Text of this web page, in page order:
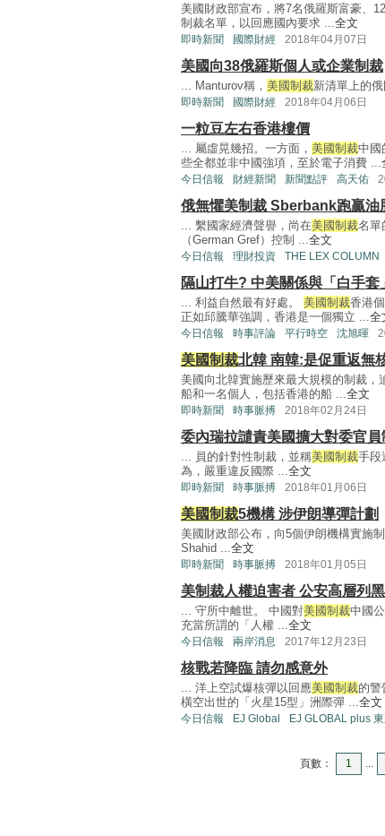
美國財政部宣布，將7名俄羅斯富豪、
制裁名單，以回應國內要求 ... 全文
即時新聞 國際財經 2018年04月07日
美國向38俄羅斯個人或企業制裁
... Manturov稱， 美國制裁新清單上的
即時新聞 國際財經 2018年04月06日
一粒豆左右香港樓價
... 屬虛晃幾招。一方面， 美國制裁中國
些全都並非中國強項，至於電子消費 ...
今日信報 財經新聞 新聞點評 高天佑
俄無懼美制裁 Sberbank跑贏油
... 繫國家經濟聲譽，尚在美國制裁名單
（German Gref）控制 ... 全文
今日信報 理財投資 THE LEX COLUMN
隔山打牛? 中美關係與「白手套
... 利益自然最有好處。 美國制裁香港
正如邱騰華強調，香港是一個獨立 ... 全
今日信報 時事評論 平行時空 沈旭暉
美國制裁北韓 南韓:是促重返無
美國向北韓實施歷來最大規模的制裁
船和一名個人，包括香港的船 ... 全文
即時新聞 時事脈搏 2018年02月24日
委內瑞拉譴責美國擴大對委官員
... 員的針對性制裁，並稱美國制裁手段
為，嚴重違反國際 ... 全文
即時新聞 時事脈搏 2018年01月06日
美國制裁5機構 涉伊朗導彈計劃
美國財政部公布，向5個伊朗機構實施
Shahid ... 全文
即時新聞 時事脈搏 2018年01月05日
美制裁人權迫害者 公安高層列
... 守所中離世。 中國對美國制裁中國
充當所謂的「人權 ... 全文
今日信報 兩岸消息 2017年12月23日
核戰若降臨 請勿感意外
... 洋上空試爆核彈以回應美國制裁的警
橫空出世的「火星15型」洲際彈 ... 全文
今日信報 EJ Global EJ GLOBAL plus
頁數： 1